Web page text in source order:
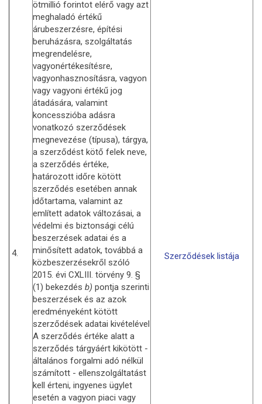
4.
ötmillió forintot elérő vagy azt
meghaladó értékű
árubeszerzésre, építési
beruházásra, szolgáltatás
megrendelésre,
vagyonértékesítésre,
vagyonhasznosításra, vagyon
vagy vagyoni értékű jog
átadására, valamint
koncesszióba adásra
vonatkozó szerződések
megnevezése (típusa), tárgya,
a szerződést kötő felek neve,
a szerződés értéke,
határozott időre kötött
szerződés esetében annak
időtartama, valamint az
említett adatok változásai, a
védelmi és biztonsági célú
beszerzések adatai és a
minősített adatok, továbbá a
közbeszerzésekről szóló
2015. évi CXLIII. törvény 9. §
(1) bekezdés b) pontja szerinti
beszerzések és az azok
eredményeként kötött
szerződések adatai kivételével
A szerződés értéke alatt a
szerződés tárgyáért kikötött -
általános forgalmi adó nélkül
számított - ellenszolgáltatást
kell érteni, ingyenes ügylet
esetén a vagyon piaci vagy
Szerződések listája